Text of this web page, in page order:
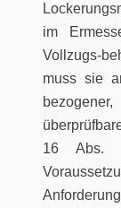
im
Vollzugs-
muss sie
16 Abs.